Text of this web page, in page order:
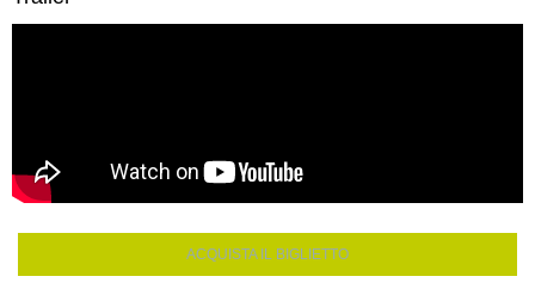
ACQUISTA IL BIGLIETTO